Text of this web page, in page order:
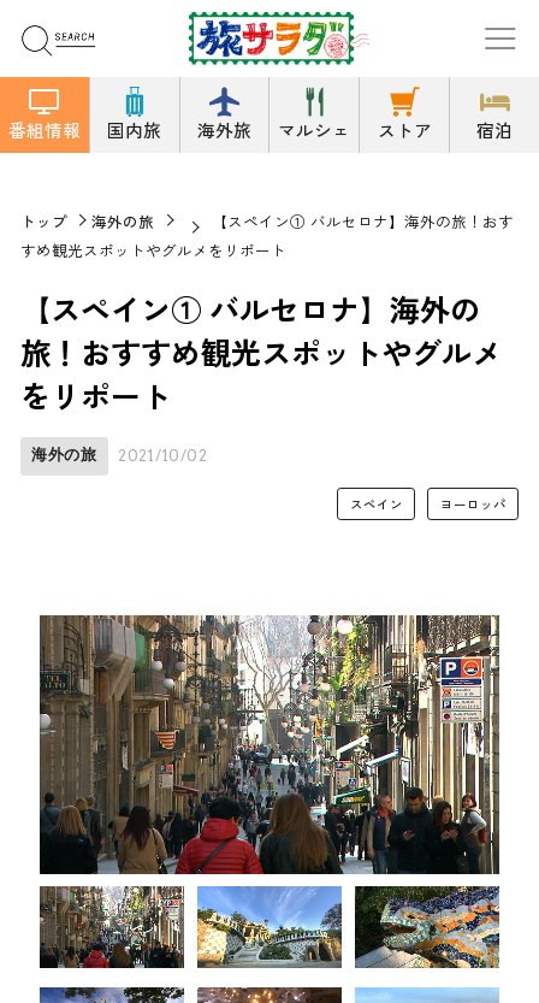
番組情報 国内旅 海外旅 マルシェ ストア 宿泊
トップ 海外の旅
【スペイン① バルセロナ】海外の旅！おす
すめ観光スポットやグルメをリポート
【スペイン① バルセロナ】海外の
旅！おすすめ観光スポットやグルメ
をリポート
海外の旅 2021/10/02
スペイン ヨーロッパ